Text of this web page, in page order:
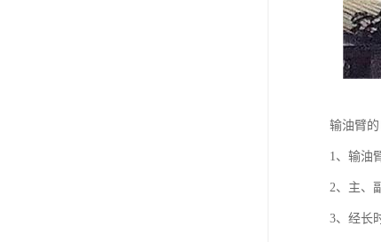
输油臂的
1、输油
2、主、
3、经长